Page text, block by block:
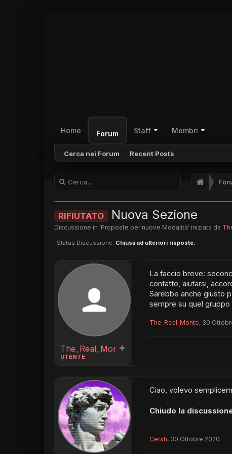
Home Forum
Cerca nei Forum Recent Posts
Staff Membri
RIFIUTATO Nuova Sezione
Discussione in 'Proposte per nuove Modalità' iniziata da
Status Discussione: Chiusa ad ulteriori risposte.
The_Real_Monte
UTENTE
La faccio breve:
contatto, aiutarsi,
Sarebbe anche giusto
sempre su quel
The_Real_Monte, 30
Ciao, volevo
Chiudo la
Cerxh, 30 Ottobre 2020